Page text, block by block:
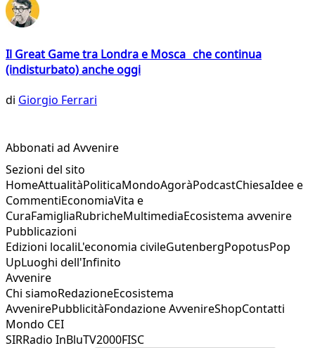
Il Great Game tra Londra e Mosca che continua
(indisturbato) anche oggi
di Giorgio Ferrari
Abbonati ad Avvenire
Sezioni del sito
HomeAttualitàPoliticaMondoAgoràPodcastChiesaIdee e
CommentiEconomiaVita e
CuraFamigliaRubricheMultimediaEcosistema avvenire
Pubblicazioni
Edizioni localiL'economia civileGutenbergPopotusPop
UpLuoghi dell'Infinito
Avvenire
Chi siamoRedazioneEcosistema
AvvenirePubblicitàFondazione AvvenireShopContatti
Mondo CEI
SIRRadio InBluTV2000FISC